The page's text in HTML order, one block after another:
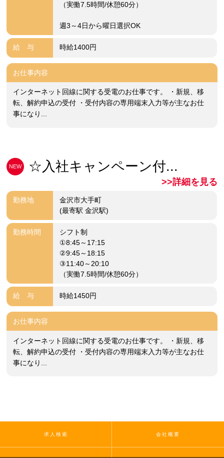
（実働7.5時間/休憩60分）
週3～4日から曜日選択OK
給 与 時給1400円
お仕事内容
インターネット回線に関する受電のお仕事です。 ・新規、移
転、解約申込の受付 ・受付内容の専用端末入力等が主なお仕
事になり...
NEW ☆入社キャンペーン付...
>>詳細を見る
勤務地
金沢市大手町
(最寄駅 金沢駅)
勤務時間
シフト制
①8:45～17:15
②9:45～18:15
③11:40～20:10
（実働7.5時間/休憩60分）
給 与 時給1450円
お仕事内容
インターネット回線に関する受電のお仕事です。 ・新規、移
転、解約申込の受付 ・受付内容の専用端末入力等が主なお仕
事になり...
求人検索 会社概要